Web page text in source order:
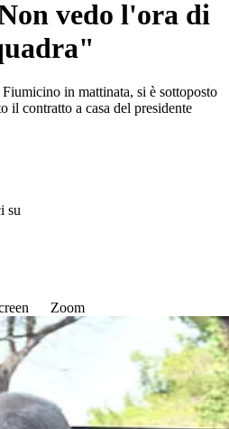
vedo l'ora di
in mattinata, si è sottoposto
il contratto a casa del presidente
su
Zoom